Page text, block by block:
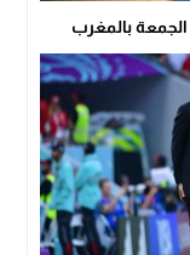
بالمغرب